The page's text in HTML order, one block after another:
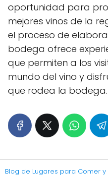
oportunidad para
mejores vinos de la
el proceso de
bodega ofrece
que permiten a los
mundo del vino y
que rodea la bodega.
Blog de Lugares para Comer y